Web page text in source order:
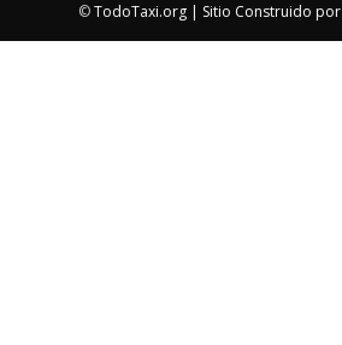
©TodoTaxi.org | Sitio Construido por